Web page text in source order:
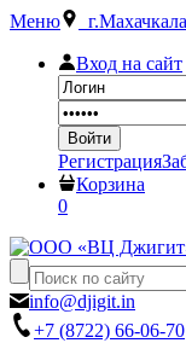
Меню г.Махачкала
Вход на сайт
Регистрация
Корзина
0
info@djigit.in
+7 (8722) 66-06-70